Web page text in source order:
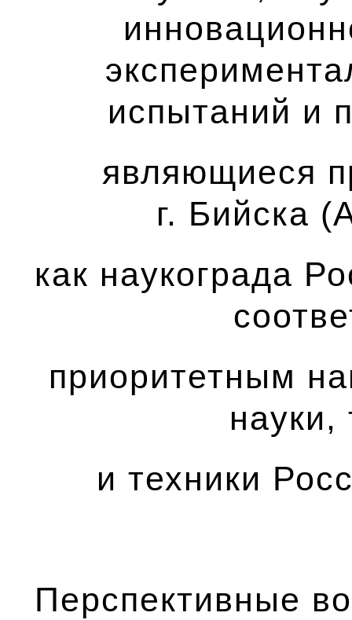
испытаний и
являющиеся
г. Бийска
как наукограда
приоритетным
науки,
и техники
Перспективные